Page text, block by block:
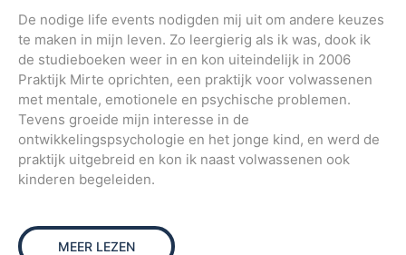
De nodige life events nodigden mij uit om andere keuzes
te maken in mijn leven. Zo leergierig als ik was, dook ik
de studieboeken weer in en kon uiteindelijk in 2006
Praktijk Mirte oprichten, een praktijk voor volwassenen
met mentale, emotionele en psychische problemen.
Tevens groeide mijn interesse in de
ontwikkelingspsychologie en het jonge kind, en werd de
praktijk uitgebreid en kon ik naast volwassenen ook
kinderen begeleiden.
MEER LEZEN